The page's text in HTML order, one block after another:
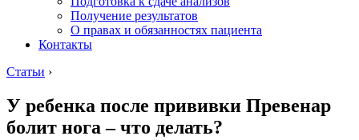
Получение результатов
О правах и обязанностях пациента
Контакты
Статьи ›
У ребенка после прививки Превенар
болит нога – что делать?